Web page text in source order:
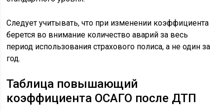
Следует учитывать, что при изменении коэффициента
берется во внимание количество аварий за весь
период использования страхового полиса, а не один за
год.
Таблица повышающий
коэффициента ОСАГО после ДТП